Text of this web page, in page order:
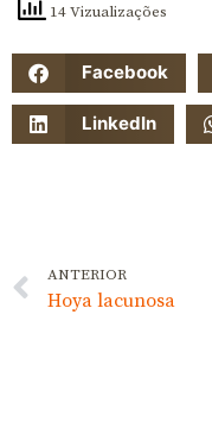
14 Vizualizações
Facebook
LinkedIn
ANTERIOR
Hoya lacunosa